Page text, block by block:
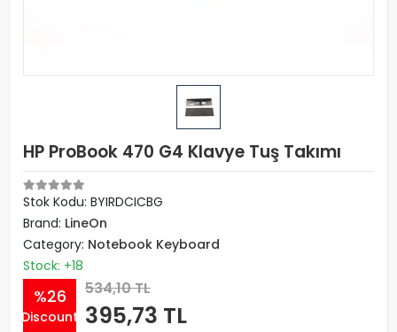
HP ProBook 470 G4 Klavye Tuş Takımı
Stok Kodu: BYIRDCICBG
Brand: LineOn
Category: Notebook Keyboard
Stock: +18
%26
Discount
534,10 TL
395,73 TL